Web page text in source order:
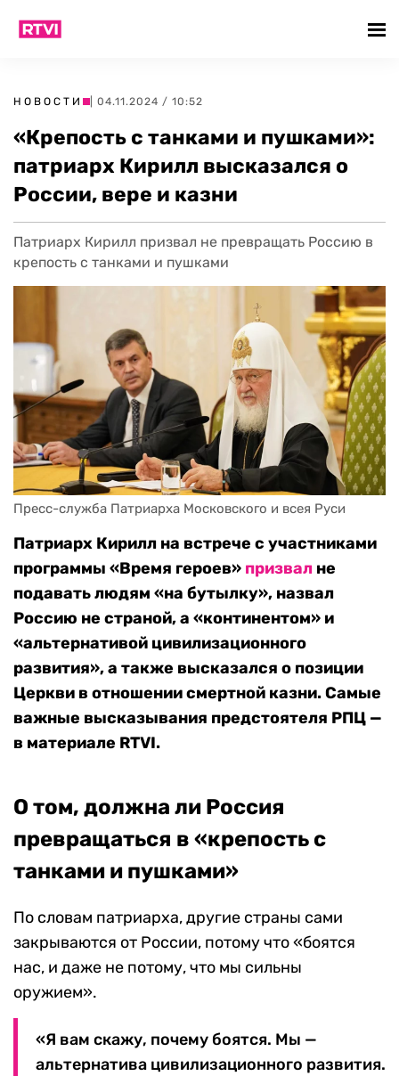
НОВОСТИ | 04.11.2024 / 10:52
«Крепость с танками и пушками»:
патриарх Кирилл высказался о
России, вере и казни
Патриарх Кирилл призвал не превращать Россию в
крепость с танками и пушками
Пресс-служба Патриарха Московского и всея Руси
Патриарх Кирилл на встрече с участниками
программы «Время героев» призвал не
подавать людям «на бутылку», назвал
Россию не страной, а «континентом» и
«альтернативой цивилизационного
развития», а также высказался о позиции
Церкви в отношении смертной казни. Самые
важные высказывания предстоятеля РПЦ —
в материале RTVI.
О том, должна ли Россия
превращаться в «крепость с
танками и пушками»
По словам патриарха, другие страны сами
закрываются от России, потому что «боятся
нас, и даже не потому, что мы сильны
оружием».
«Я вам скажу, почему боятся. Мы —
альтернатива цивилизационного развития.